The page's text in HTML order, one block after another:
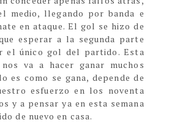
medio, llegando por banda e
en ataque. El gol se hizo de
esperar a la segunda parte
el único gol del partido. Esta
va a hacer ganar muchos
es como se gana, depende de
esfuerzo en los noventa
y a pensar ya en esta semana
de nuevo en casa.